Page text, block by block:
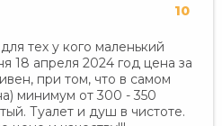
10
тех у кого маленький
18 апреля 2024 год цена за
при том, что в самом
минимум от 300 - 350
Туалет и душ в чистоте.